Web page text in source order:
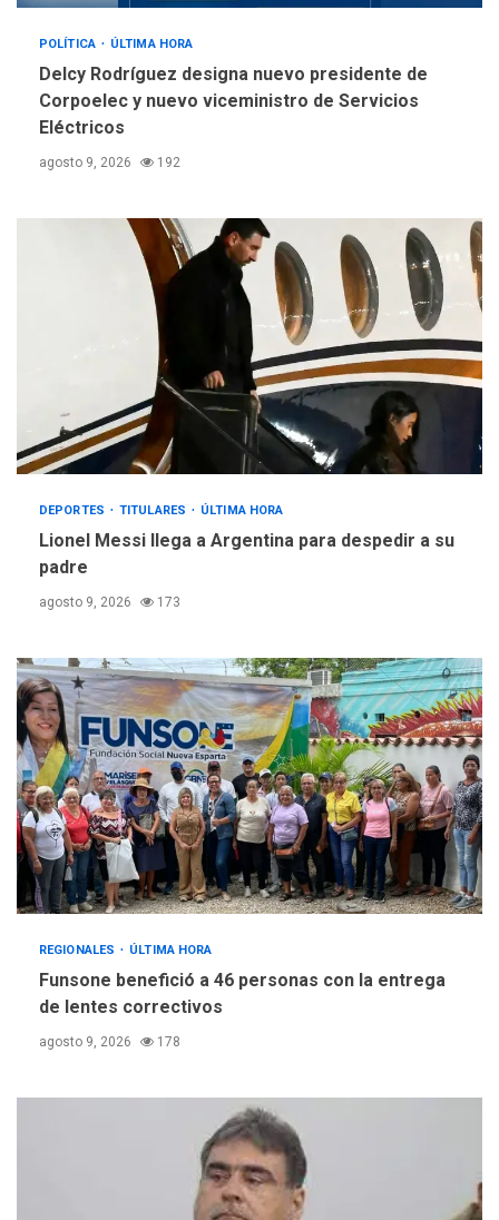
POLÍTICA ÚLTIMA HORA
Delcy Rodríguez designa nuevo presidente de
Corpoelec y nuevo viceministro de Servicios
Eléctricos
agosto 9, 2026 192
DEPORTES TITULARES ÚLTIMA HORA
Lionel Messi llega a Argentina para despedir a su
padre
agosto 9, 2026 173
REGIONALES ÚLTIMA HORA
Funsone benefició a 46 personas con la entrega
de lentes correctivos
agosto 9, 2026 178